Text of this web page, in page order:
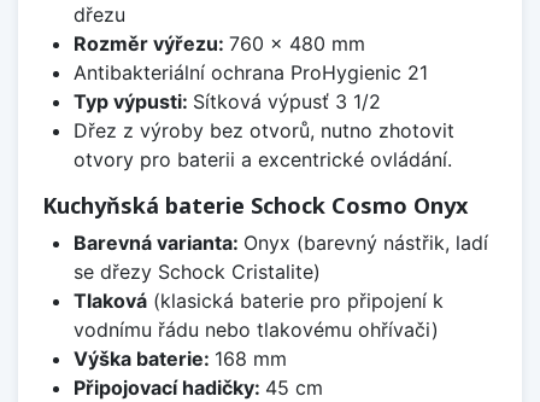
dřezu
Rozměr výřezu: 760 x 480 mm
Antibakteriální ochrana ProHygienic 21
Typ výpusti: Sítková výpusť 3 1/2
Dřez z výroby bez otvorů, nutno zhotovit
otvory pro baterii a excentrické ovládání.
Kuchyňská baterie Schock Cosmo Onyx
Barevná varianta: Onyx (barevný nástřik, ladí
se dřezy Schock Cristalite)
Tlaková(klasická baterie pro připojení k
vodnímu řádu nebo tlakovému ohřívači)
Výška baterie: 168 mm
Připojovací hadičky: 45 cm